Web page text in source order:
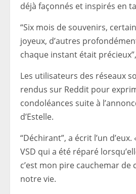
déjà façonnés et inspirés en
“Six mois de souvenirs,
joyeux, d’autres
chaque instant était
Les utilisateurs des réseaux
rendus sur Reddit pour
condoléances suite à
d’Estelle.
“Déchirant”, a écrit l’un
VSD qui a été réparé
c’est mon pire cauchemar de
notre vie.